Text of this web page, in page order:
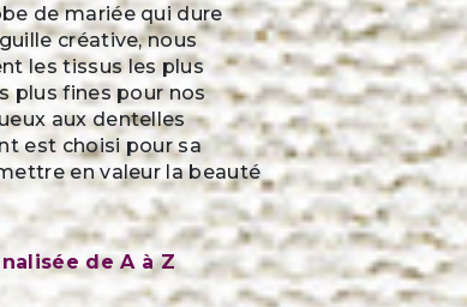
de mariée qui dure
créative, nous
les tissus les plus
plus fines pour nos
aux dentelles
est choisi pour sa
en valeur la beauté
de A à Z